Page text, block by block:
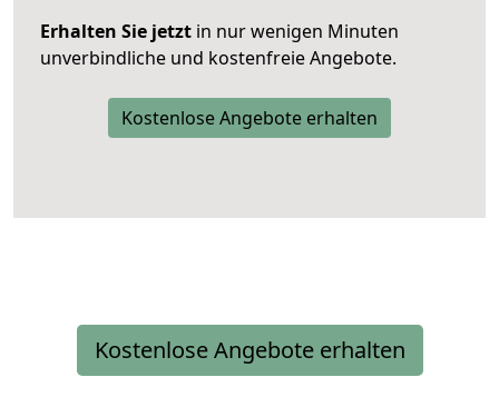
Erhalten Sie jetzt in nur wenigen Minuten
unverbindliche und kostenfreie Angebote.
Kostenlose Angebote erhalten
Kostenlose Angebote erhalten